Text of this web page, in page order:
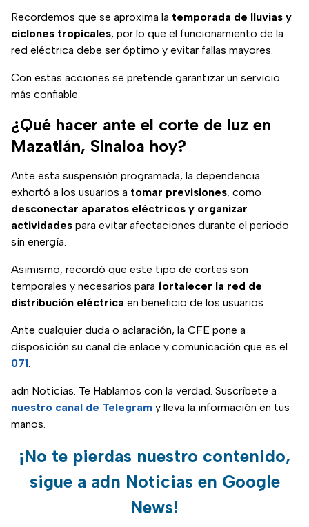
Recordemos que se aproxima la temporada de lluvias y
ciclones tropicales, por lo que el funcionamiento de la
red eléctrica debe ser óptimo y evitar fallas mayores.
Con estas acciones se pretende garantizar un servicio
más confiable.
¿Qué hacer ante el corte de luz en
Mazatlán, Sinaloa hoy?
Ante esta suspensión programada, la dependencia
exhortó a los usuarios a tomar previsiones, como
desconectar aparatos eléctricos y organizar
actividades para evitar afectaciones durante el periodo
sin energía.
Asimismo, recordó que este tipo de cortes son
temporales y necesarios para fortalecer la red de
distribución eléctrica en beneficio de los usuarios.
Ante cualquier duda o aclaración, la CFE pone a
disposición su canal de enlace y comunicación que es el
071.
adn Noticias. Te Hablamos con la verdad. Suscríbete a
nuestro canal de Telegram y lleva la información en tus
manos.
¡No te pierdas nuestro contenido,
sigue a adn Noticias en Google
News!